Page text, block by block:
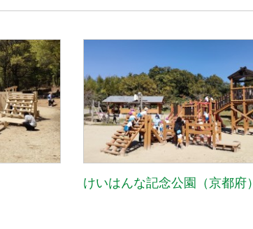
けいはんな記念公園（京都府）